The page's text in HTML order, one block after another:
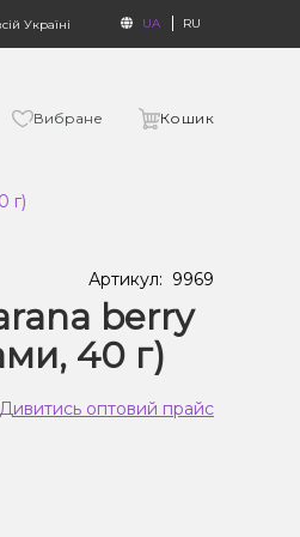
Україні UA RU
Вибране Кошик
г)
Артикул: 9969
berry
40 г)
Дивитись оптовий прайс